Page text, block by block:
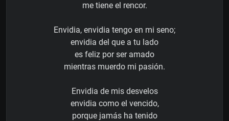
me tiene el rencor.
Envidia, envidia tengo en mi seno;
envidia del que a tu lado
es feliz por ser amado
mientras muerdo mi pasión.
Envidia de mis desvelos
envidia como el vencido,
porque jamás ha tenido